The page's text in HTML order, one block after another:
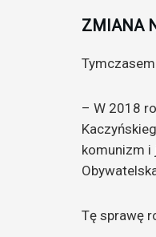
ZMIANA
– W 2018
komunizm i
Tę sprawę